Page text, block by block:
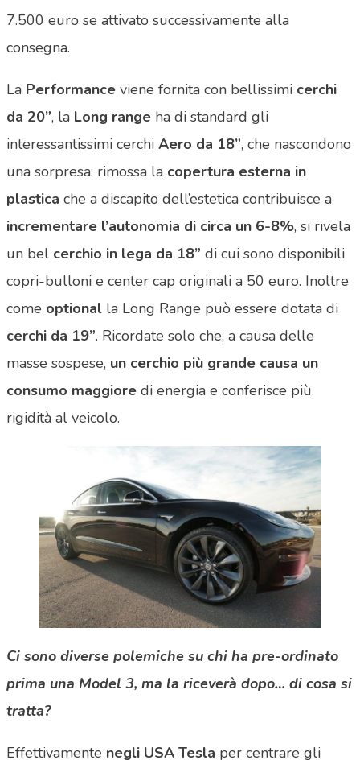
7.500 euro se attivato successivamente alla
consegna.
La Performance viene fornita con bellissimi cerchi
da 20”, la Long range ha di standard gli
interessantissimi cerchi Aero da 18”, che nascondono
una sorpresa: rimossa la copertura esterna in
plastica che a discapito dell’estetica contribuisce a
incrementare l’autonomia di circa un 6-8%, si rivela
un bel cerchio in lega da 18” di cui sono disponibili
copri-bulloni e center cap originali a 50 euro. Inoltre
come optional la Long Range può essere dotata di
cerchi da 19”. Ricordate solo che, a causa delle
masse sospese, un cerchio più grande causa un
consumo maggiore di energia e conferisce più
rigidità al veicolo.
Ci sono diverse polemiche su chi ha pre-ordinato
prima una Model 3, ma la riceverà dopo… di cosa si
tratta?
Effettivamente negli USA Tesla per centrare gli